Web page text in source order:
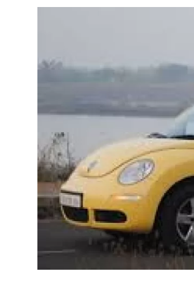
Sürüş & Güvenlik
LPG & Yakıt
Elektrik & Akü
Klima & Konfor
Aydınlatma & Görüş
Şanzıman & Aktarma